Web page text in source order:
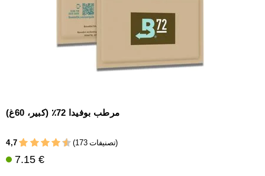
مرطب بوفيدا 72٪ (كبير، 60غ)
4,7 (173 تصنيفات)
7.15 €